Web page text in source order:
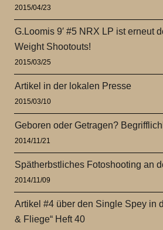
2015/04/23
G.Loomis 9′ #5 NRX LP ist erneut
Weight Shootouts!
2015/03/25
Artikel in der lokalen Presse
2015/03/10
Geboren oder Getragen?
2014/11/21
Spätherbstliches Fotoshooting an
2014/11/09
Artikel #4 über den Single Spey in
& Fliege“ Heft 40